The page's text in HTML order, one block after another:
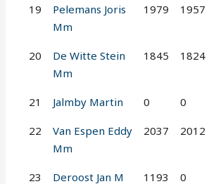
19
Pelemans Joris
Mm
1979 1957
20
De Witte Stein
Mm
1845 1824
21 Jalmby Martin 0 0
22
Van Espen Eddy
Mm
2037 2012
23 Deroost Jan M 1193 0